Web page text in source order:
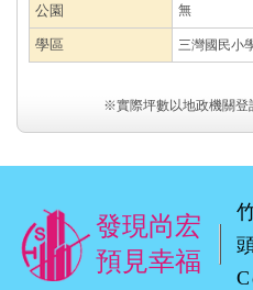
公園 無
學區 三灣國民小
※實際坪數以地政機關
發現尚宏
預見幸福